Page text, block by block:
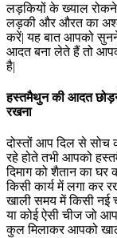
लड़कियों के ख्याल रोकने
लड़की और औरत का
करें| यह बात आपको
आदत बना लेते हैं तो
है|
हस्तमैथुन की आदत
रखना
दोस्तों आप दिल से सोच
रहे होते तभी आपको
दिमाग को शैतान का
किसी कार्य में लगा कर
खाली समय में किसी
या कोई ऐसी चीज जो
कुल मिलाकर आपको